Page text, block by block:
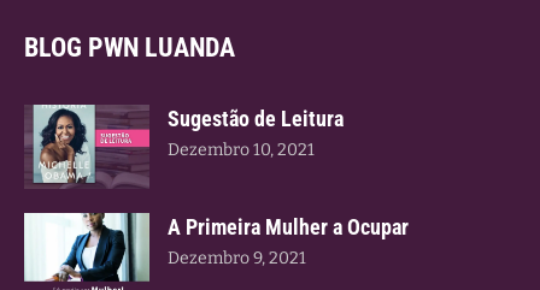
BLOG PWN LUANDA
Sugestão de Leitura
Dezembro 10, 2021
A Primeira Mulher a Ocupar
Dezembro 9, 2021